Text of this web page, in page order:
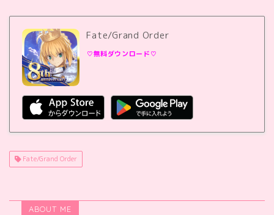
Fate/Grand Order
♡無料ダウンロード♡
Fate/Grand Order
ABOUT ME